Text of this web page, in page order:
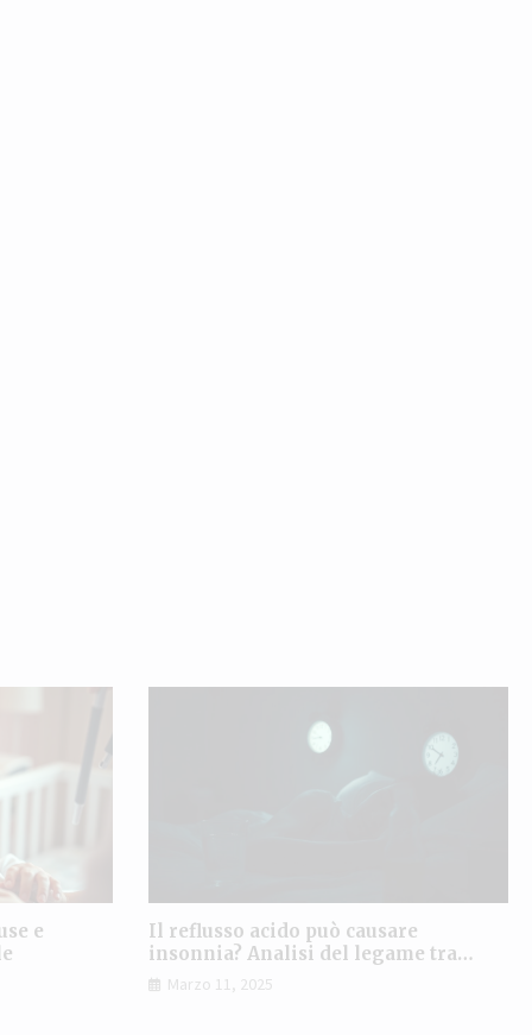
e
Il reflusso acido può causare
insonnia? Analisi del legame tra
digestione e sonno
Marzo 11, 2025